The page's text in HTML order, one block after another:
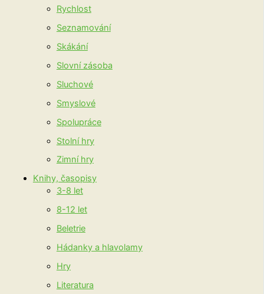
Rychlost
Seznamování
Skákání
Slovní zásoba
Sluchové
Smyslové
Spolupráce
Stolní hry
Zimní hry
Knihy, časopisy
3-8 let
8-12 let
Beletrie
Hádanky a hlavolamy
Hry
Literatura